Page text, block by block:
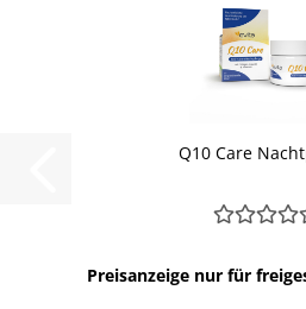
Q10 Care
Preisanzeige nur für